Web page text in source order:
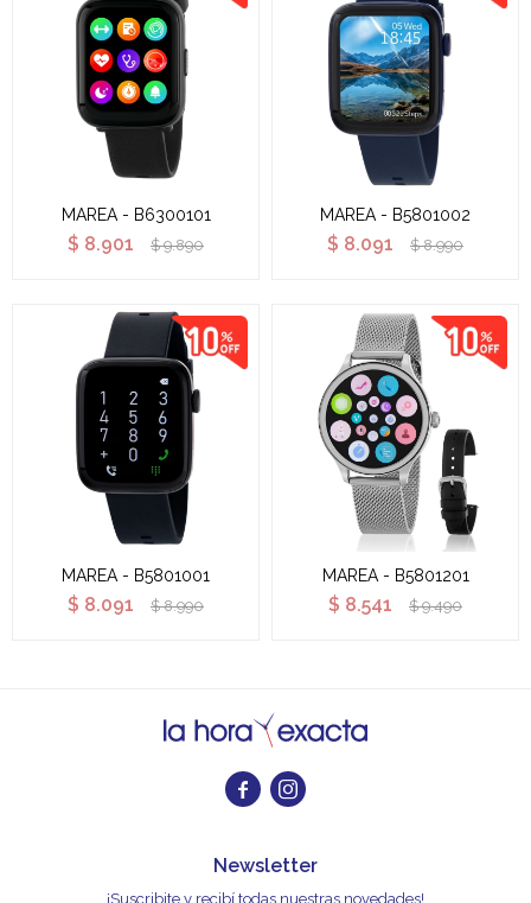
MAREA - B6300101
$ 8.901 $ 9.890
MAREA - B5801002
$ 8.091 $ 8.990
MAREA - B5801001
$ 8.091 $ 8.990
MAREA - B5801201
$ 8.541 $ 9.490
 
Newsletter
¡Suscribite y recibí todas nuestras novedades!